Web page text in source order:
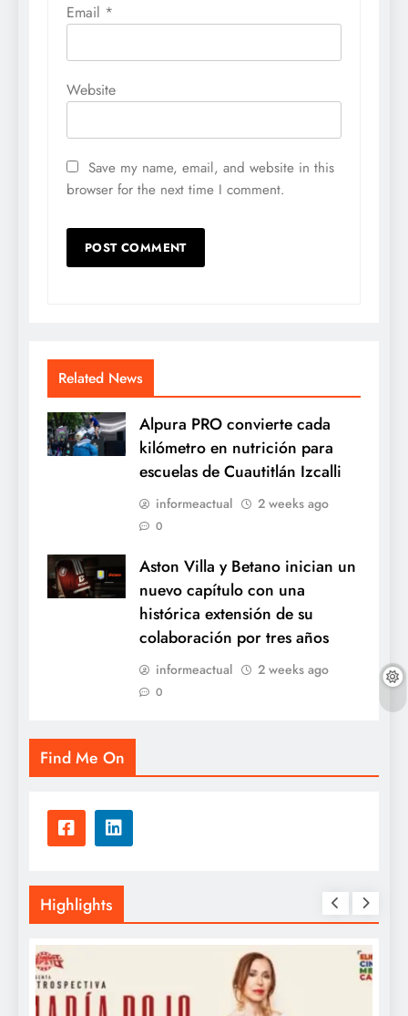
Email *
Website
Save my name, email, and website in this
browser for the next time I comment.
Related News
Alpura PRO convierte cada
kilómetro en nutrición para
escuelas de Cuautitlán Izcalli
informeactual 2 weeks ago
0
Aston Villa y Betano inician un
nuevo capítulo con una
histórica extensión de su
colaboración por tres años
informeactual 2 weeks ago
0
Find Me On
Highlights